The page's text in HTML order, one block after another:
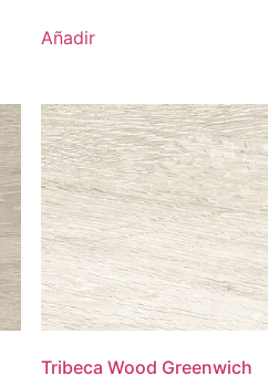
Añadir
Tribeca Wood Greenwich